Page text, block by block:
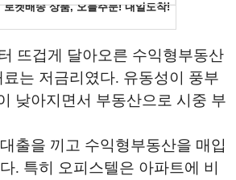
뜨겁게 달아오른 수익형부동산
는 저금리였다. 유동성이 풍부
낮아지면서 부동산으로 시중 부
출을 끼고 수익형부동산을 매입
. 특히 오피스텔은 아파트에 비